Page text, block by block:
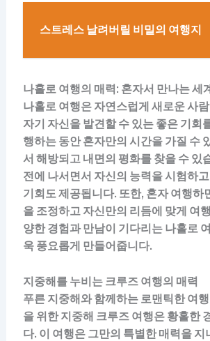
스트레스 날려버릴 비밀의 여행지
나홀로 여행의 매력: 혼자서 만나는 세
나홀로 여행은 자연스럽게 새로운 사
자기 자신을 발견할 수 있는 좋은 기회
행하는 동안 혼자만의 시간을 가질 수
서 해방되고 내면의 평화를 찾을 수 있
전에 나서면서 자신의 능력을 시험하
기회도 제공됩니다. 또한, 혼자 여행하
을 조정하고 자신만의 리듬에 맞게 여
양한 경험과 만남이 기다리는 나홀로
욱 풍요롭게 만들어줍니다.
지중해를 누비는 크루즈 여행의 매력
푸른 지중해와 함께하는 로맨틱한 여
을 위한 지중해 크루즈 여행은 황홀한
다. 이 여행은 그만의 특별한 매력을 지